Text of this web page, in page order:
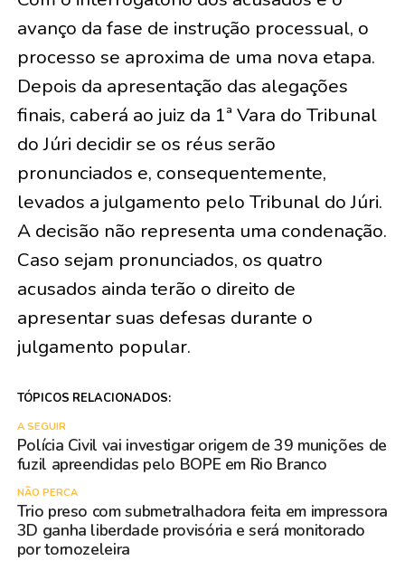
avanço da fase de instrução processual, o
processo se aproxima de uma nova etapa.
Depois da apresentação das alegações
finais, caberá ao juiz da 1ª Vara do Tribunal
do Júri decidir se os réus serão
pronunciados e, consequentemente,
levados a julgamento pelo Tribunal do Júri.
A decisão não representa uma condenação.
Caso sejam pronunciados, os quatro
acusados ainda terão o direito de
apresentar suas defesas durante o
julgamento popular.
TÓPICOS RELACIONADOS:
A SEGUIR
Polícia Civil vai investigar origem de 39 munições de
fuzil apreendidas pelo BOPE em Rio Branco
NÃO PERCA
Trio preso com submetralhadora feita em impressora
3D ganha liberdade provisória e será monitorado
por tornozeleira